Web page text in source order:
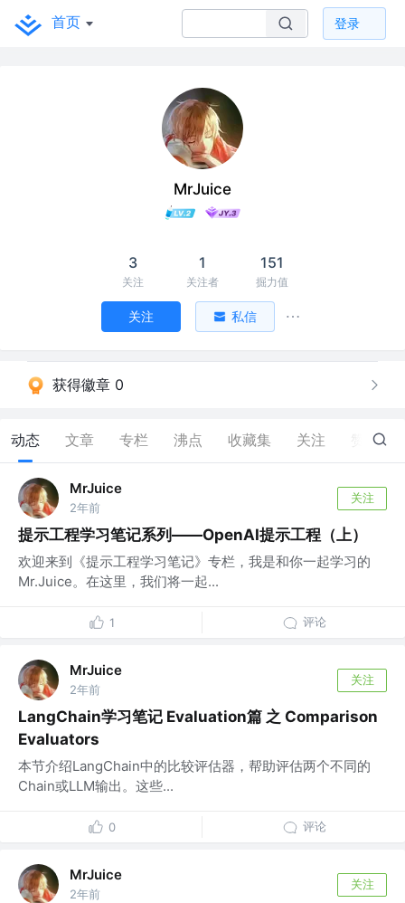
首页 登录
MrJuice
3
关注
1
关注者
151
掘力值
关注 私信
获得徽章 0
动态 文章 专栏 沸点 收藏集 关注 16
MrJuice
2年前
关注
提示工程学习笔记系列——OpenAI提示工程（上）
欢迎来到《提示工程学习笔记》专栏，我是和你一起学习的
Mr.Juice。在这里，我们将一起...
1 评论
MrJuice
2年前
关注
LangChain学习笔记 Evaluation篇 之 Comparison
Evaluators
本节介绍LangChain中的比较评估器，帮助评估两个不同的
Chain或LLM输出。这些...
0 评论
MrJuice
2年前
关注